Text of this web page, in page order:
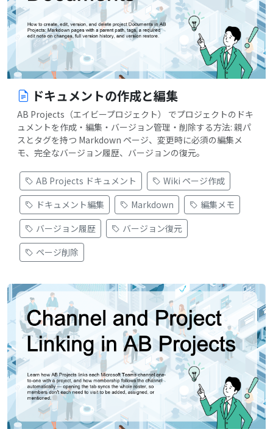
ドキュメントの作成と編集
AB Projects（エイビープロジェクト） でプロジェクトのドキ
ュメントを作成・編集・バージョン管理・削除する方法: 親パ
スとタグを持つ Markdown ページ、変更時に必須の編集メ
モ、完全なバージョン履歴、バージョンの復元。
AB Projects ドキュメント
Wiki ページ作成
ドキュメント編集
Markdown
編集メモ
バージョン履歴
バージョン復元
ページ削除